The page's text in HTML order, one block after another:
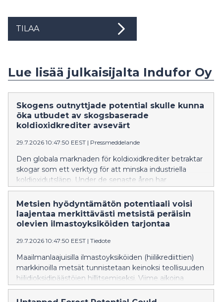
TILAA
Lue lisää julkaisijalta Indufor Oy
Skogens outnyttjade potential skulle kunna
öka utbudet av skogsbaserade
koldioxidkrediter avsevärt
29.7.2026 10:47:50 EEST | Pressmeddelande
Den globala marknaden för koldioxidkrediter betraktar
skogar som ett verktyg för att minska industriella
koldioxidutsläpp. Under de senaste åren har
marknaden för skogsbaserade koldioxidkrediter
uppgått till cirka 300 miljoner euro per år, vilket
motsvarar en koldioxidbindning på cirka 40 miljoner
ton av koldioxid genom skogarnas biologiska tillväxt.
koldioxidkrediter har dock legat på cirka 8–10 euro per
ton av koldioxid. Priset har varit mycket lågt jämfört
med exempelvis det koldioxidpris på 75–85 euro per
ton som nyligen uppnåddes inom det europeiska
utsläppshandelssystemet (ETS). Generellt sett
Metsien hyödyntämätön potentiaali voisi
laajentaa merkittävästi metsistä peräisin
olevien ilmastoyksiköiden tarjontaa
29.7.2026 10:47:50 EEST | Tiedote
Maailmanlaajuisilla ilmastoyksiköiden (hiilikrediittien)
markkinoilla metsät tunnistetaan keinoksi teollisuuden
hiilidioksidipäästöjen hillitsemiseksi. Viime aikoina
metsistä saatavien ilmastoyksiköiden markkinat ovat
olleet noin 300 miljoonaa euroa vuodessa, mikä vastaa